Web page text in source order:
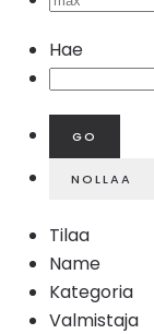
Hae
Tilaa
Name
Kategoria
Valmistaja